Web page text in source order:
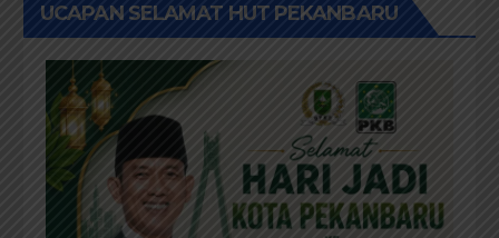
UCAPAN SELAMAT HUT PEKANBARU